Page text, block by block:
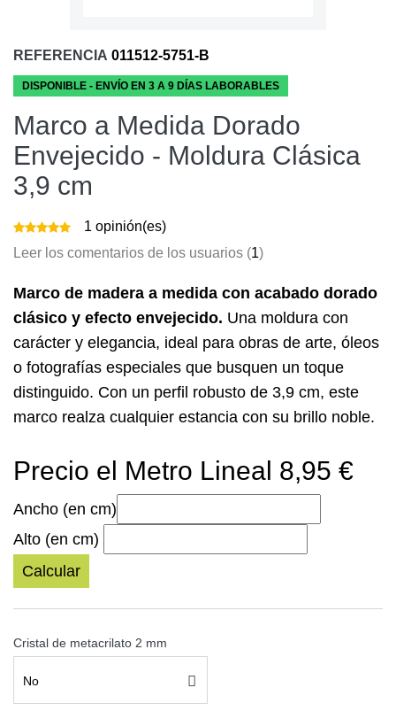
REFERENCIA 011512-5751-B
DISPONIBLE - ENVÍO EN 3 A 9 DÍAS LABORABLES
Marco a Medida Dorado
Envejecido - Moldura Clásica
3,9 cm
1 opinión(es)
Leer los comentarios de los usuarios (1)
Marco de madera a medida con acabado dorado
clásico y efecto envejecido. Una moldura con
carácter y elegancia, ideal para obras de arte, óleos
o fotografías especiales que busquen un toque
distinguido. Con un perfil robusto de 3,9 cm, este
marco realza cualquier estancia con su brillo noble.
Precio el Metro Lineal 8,95 €
Ancho (en cm)
Alto (en cm)
Calcular
Cristal de metacrilato 2 mm
No